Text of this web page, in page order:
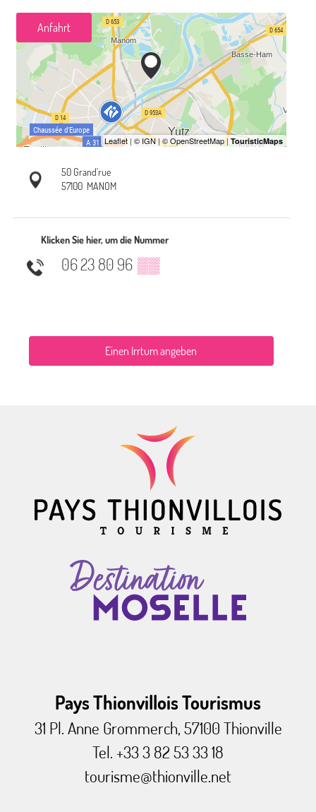
Anfahrt
50 Grand’rue
57100 MANOM
Klicken Sie hier, um die Nummer
06 23 80 96 ▒▒
Einen Irrtum angeben
Pays Thionvillois Tourismus
31 Pl. Anne Grommerch, 57100 Thionville
Tel. +33 3 82 53 33 18
tourisme@thionville.net